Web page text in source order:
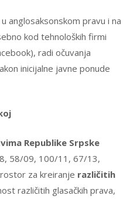
anglosaksonskom pravu i na
kod tehnoloških firmi
radi očuvanja
inicijalne javne ponude
Republike Srpske
58/09, 100/11, 67/13,
za kreiranje različitih
različitih glasačkih prava,